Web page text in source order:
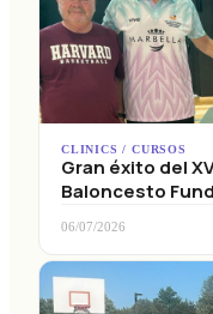
CLINICS / CURSOS
Gran éxito del
Baloncesto
06/07/2026